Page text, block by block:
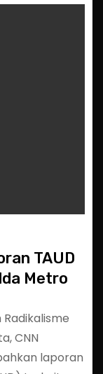
TAUD
Metro
Radikalisme
CNN
laporan